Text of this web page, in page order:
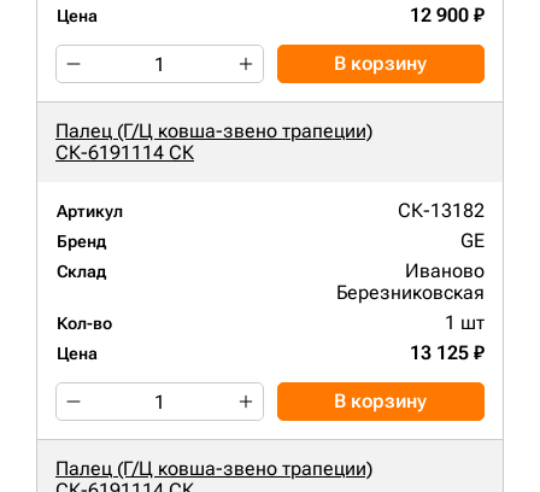
Цена 12 900 ₽
В корзину
Палец (Г/Ц ковша-звено трапеции)
СК-6191114 СК
Артикул СК-13182
Бренд GE
Склад
Иваново
Березниковская
Кол-во 1 шт
Цена 13 125 ₽
В корзину
Палец (Г/Ц ковша-звено трапеции)